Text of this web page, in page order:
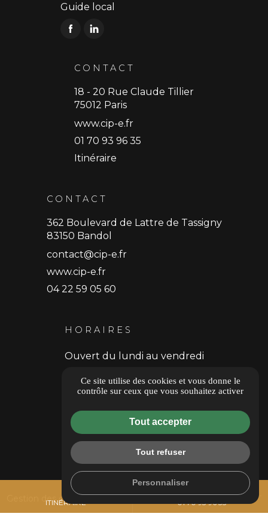
place
ITINÉRAIRE 01 70 93 96 35
Guide local
CONTACT
18 - 20 Rue Claude Tillier
75012 Paris
www.cip-e.fr
01 70 93 96 35
Itinéraire
CONTACT
362 Boulevard de Lattre de Tassigny
83150 Bandol
contact@cip-e.fr
www.cip-e.fr
04 22 59 05 60
HORAIRES
Ouvert du lundi au vendredi
Donner un avis
Gestion des cookies
Ce site utilise des cookies et vous donne le
contrôle sur ceux que vous souhaitez activer
Tout accepter
Tout refuser
Personnaliser